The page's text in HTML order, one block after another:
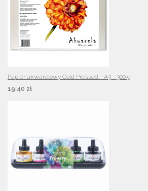
Papier akwarelowy Cold Pressed - A3 - 300 g
19.40 zł